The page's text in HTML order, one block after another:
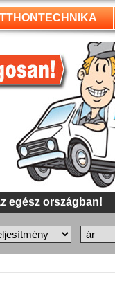
egész országban!